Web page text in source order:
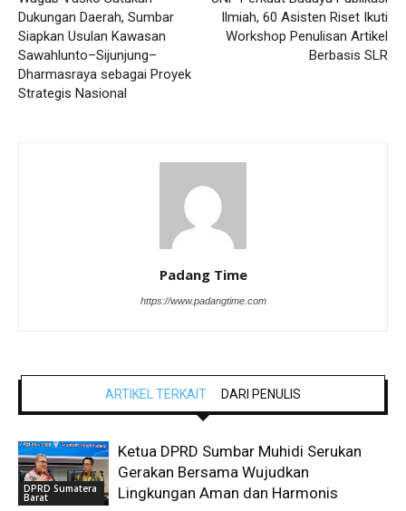
Dukungan Daerah, Sumbar
Siapkan Usulan Kawasan
Sawahlunto–Sijunjung–
Dharmasraya sebagai Proyek
Strategis Nasional
Ilmiah, 60 Asisten Riset Ikuti
Workshop Penulisan Artikel
Berbasis SLR
Padang Time
https://www.padangtime.com
ARTIKEL TERKAIT DARI PENULIS
DPRD Sumatera
Barat
Ketua DPRD Sumbar Muhidi Serukan
Gerakan Bersama Wujudkan
Lingkungan Aman dan Harmonis